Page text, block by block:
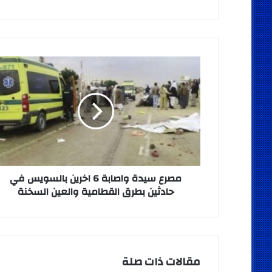
سيدة
واصابة
6
اخرين
بالسويس
حادثين
بطرق
القطامية
مصرع سيدة واصابة 6 اخرين بالسويس في
حادثين بطرق القطامية والعين السخنة
مقالات ذات صلة